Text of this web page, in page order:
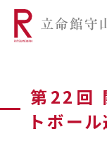
第22回
トボー